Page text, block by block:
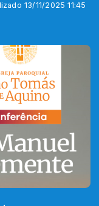
13/11/2025 11:45